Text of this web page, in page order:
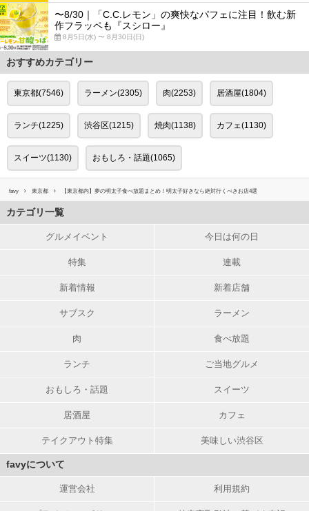
〜8/30｜「C.C.レモン」の爽快なパフェに注目！飲む新
作フラッペも『スシロー』
8月5日(水) 〜 8月30日(日)
おすすめカテゴリー
東京都(7546) ラーメン(2305) 肉(2253) 居酒屋(1804)
ランチ(1225) 渋谷区(1215) 焼肉(1138) カフェ(1130)
スイーツ(1130) おもしろ・話題(1065)
favy 東京都 【東京都内】夢の明太子食べ放題まとめ！明太子好きなら絶対行くべきお店4選
カテゴリ一覧
グルメイベント 今日は何の日
特集 連載
新着情報 新着店舗
サブスク ラーメン
肉 食べ放題
ランチ ご当地グルメ
おもしろ・話題 スイーツ
居酒屋 カフェ
テイクアウト特集 美味しい渋谷区
favyについて
運営会社 利用規約